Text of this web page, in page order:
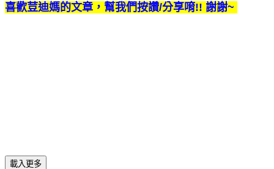
喜歡荳迪媽的文章，幫我們按讚/分享唷!! 謝謝~
載入更多